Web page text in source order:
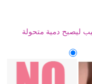
ليصبح دمية متحولة